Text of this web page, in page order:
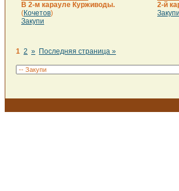
В 2-м карауле Курживоды.
(Кочетов)
Закупи
2-й
Закупи
1 2 » Последняя страница »